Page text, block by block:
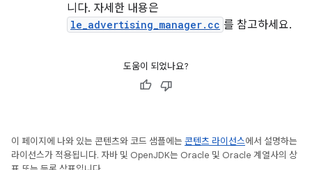
니다. 자세한 내용은
le_advertising_manager.cc 를 참고하세요.
도움이 되었나요?
이 페이지에 나와 있는 콘텐츠와 코드 샘플에는 콘텐츠 라이선스에서 설명하는
라이선스가 적용됩니다. 자바 및 OpenJDK는 Oracle 및 Oracle 계열사의 상